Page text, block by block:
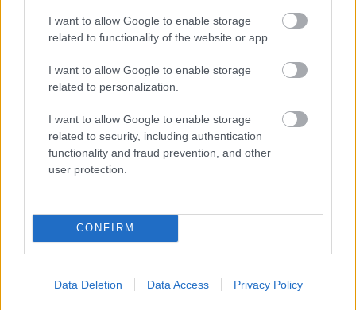
I want to allow Google to enable storage
related to functionality of the website or app.
I want to allow Google to enable storage
related to personalization.
I want to allow Google to enable storage
related to security, including authentication
functionality and fraud prevention, and other
user protection.
CONFIRM
Data Deletion Data Access Privacy Policy
A Végtelen Háború feltárja Skarlát
Boszorkány és Vízió kapcsolatát
| 2017.07.28 21:40
Captain Marvel mégsem lesz
benne a Bosszúállók: Végtelen
háborúban?
Hír
Bosszúállók: Végtelen Háború
előzetese
Hír| 2017.07.23 14:25
Az Őrzők a Végtelen Háborúban is